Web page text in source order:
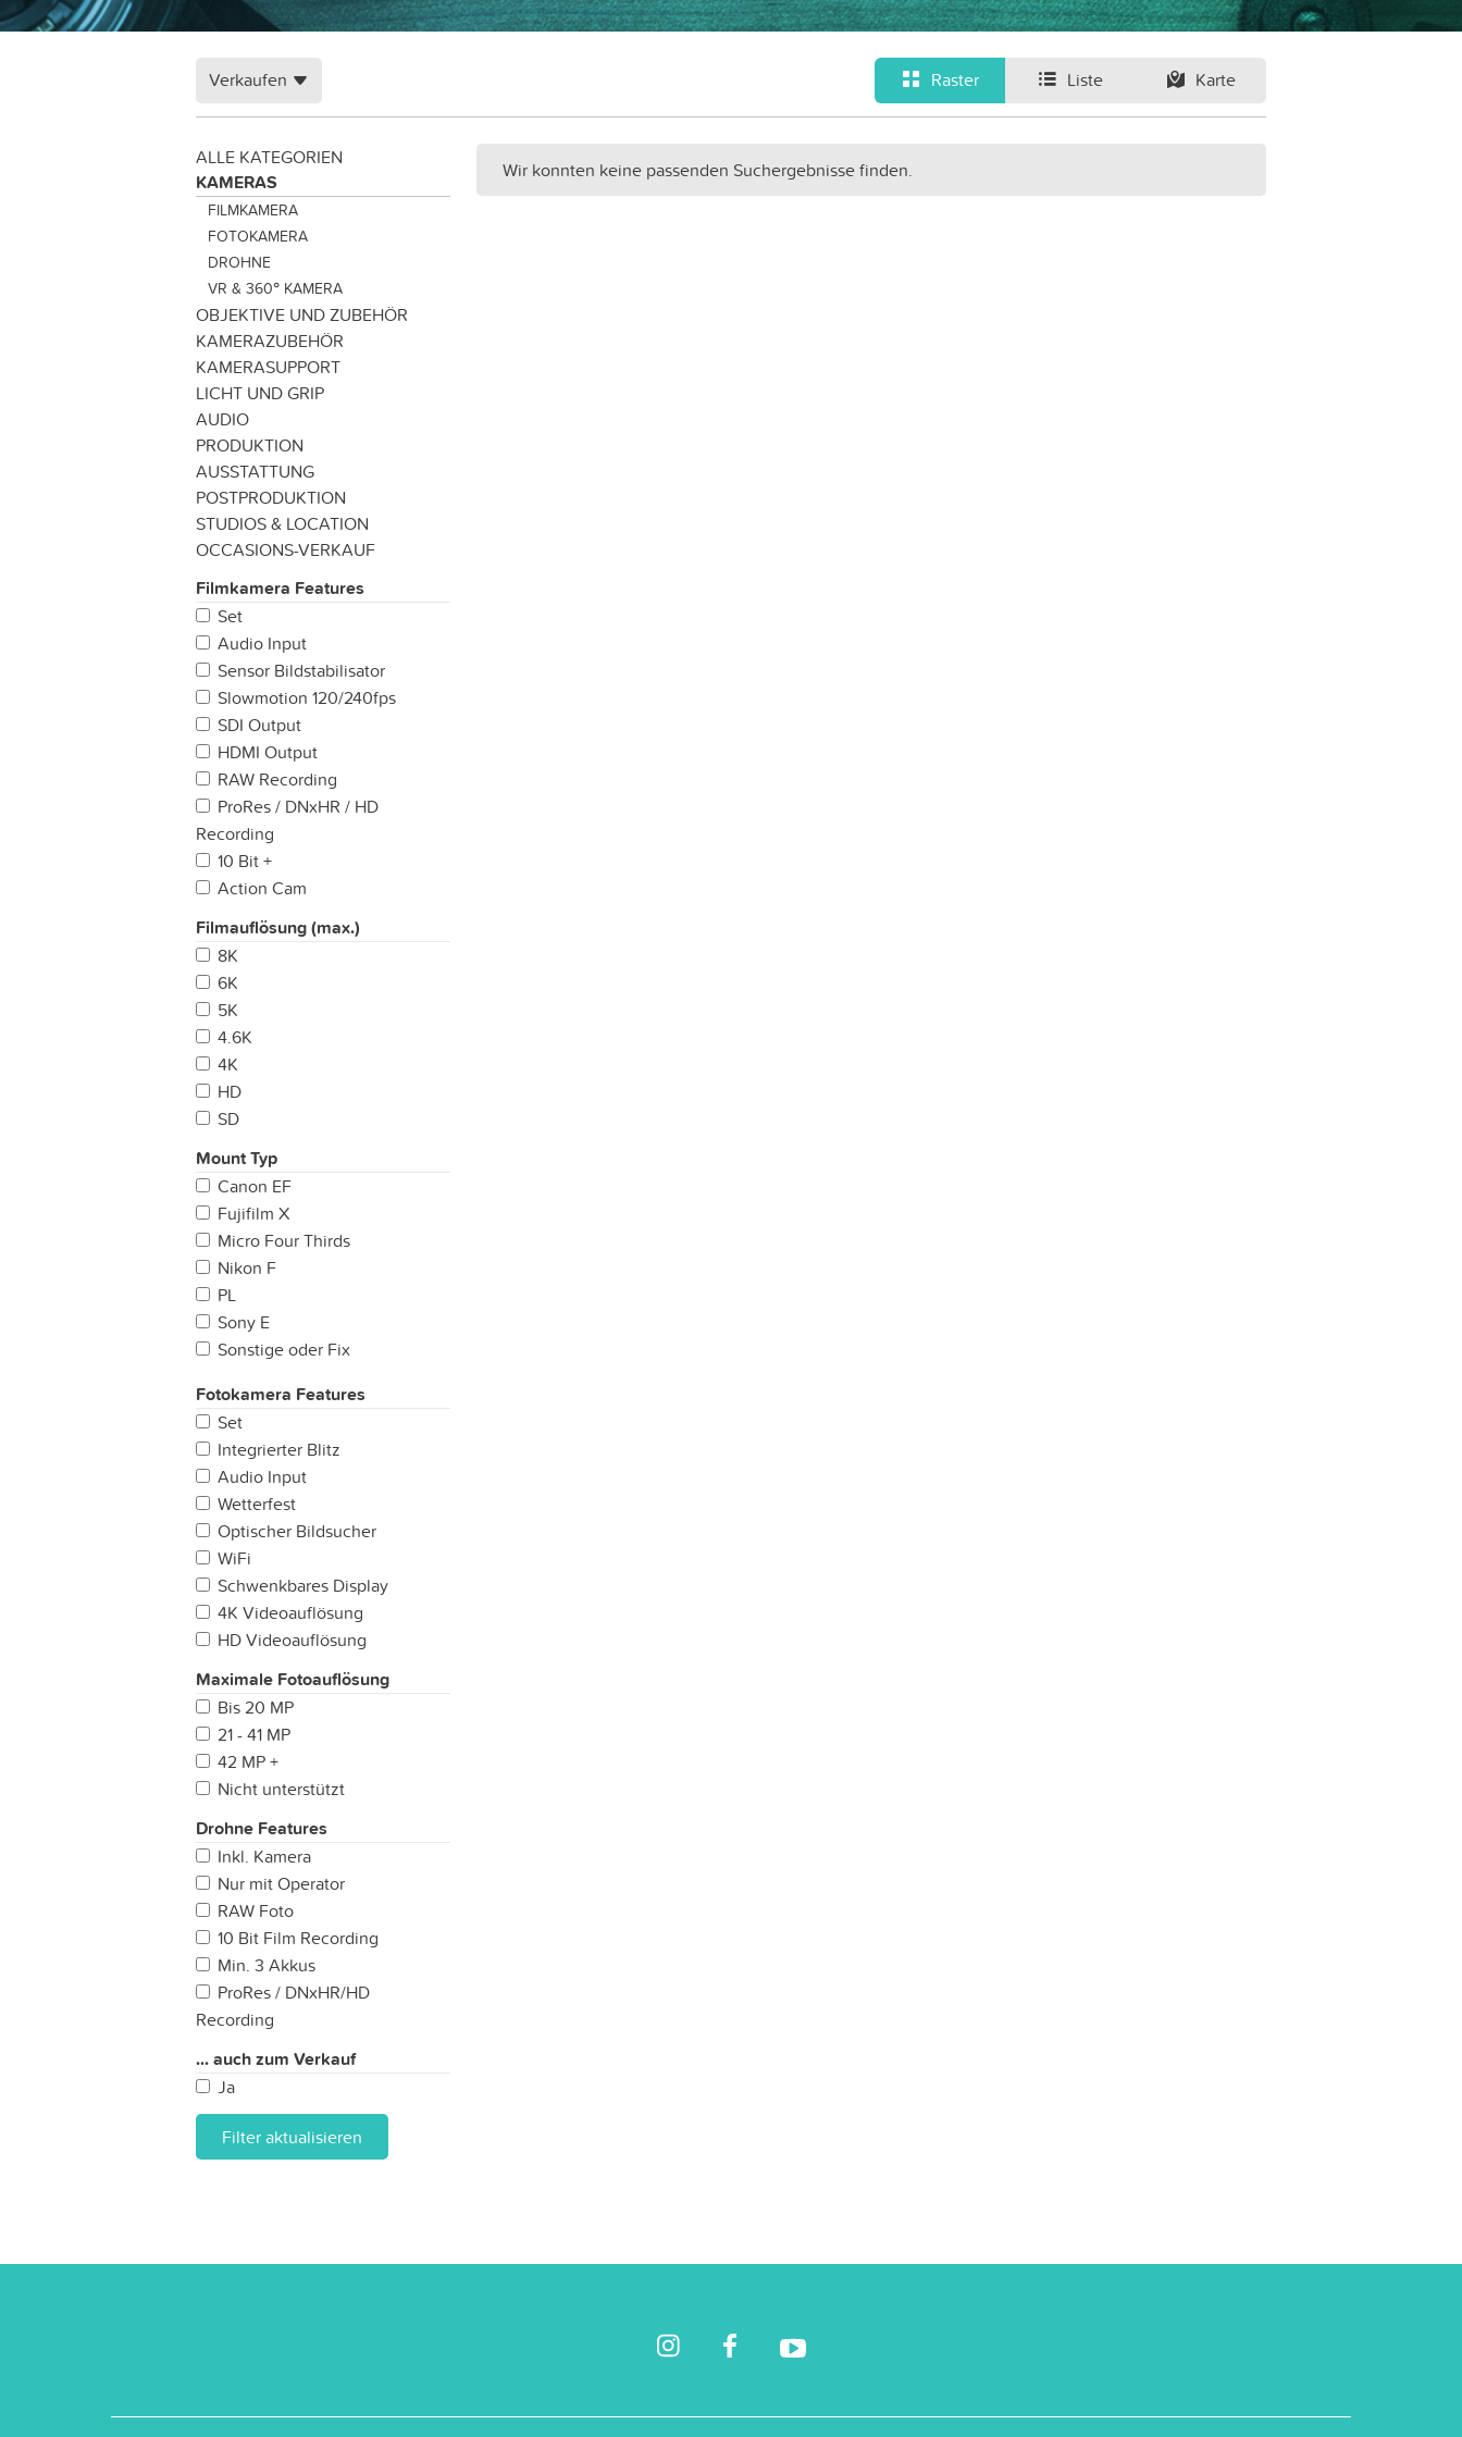
Raster Liste Karte
Verkaufen
ALLE KATEGORIEN
KAMERAS
FILMKAMERA
FOTOKAMERA
DROHNE
VR & 360° KAMERA
OBJEKTIVE UND ZUBEHÖR
KAMERAZUBEHÖR
KAMERASUPPORT
LICHT UND GRIP
AUDIO
PRODUKTION
AUSSTATTUNG
POSTPRODUKTION
STUDIOS & LOCATION
OCCASIONS-VERKAUF
Filmkamera Features
Set
Audio Input
Sensor Bildstabilisator
Slowmotion 120/240fps
SDI Output
HDMI Output
RAW Recording
ProRes / DNxHR / HD
Recording
10 Bit +
Action Cam
Filmauflösung (max.)
8K
6K
5K
4.6K
4K
HD
SD
Mount Typ
Canon EF
Fujifilm X
Micro Four Thirds
Nikon F
PL
Sony E
Sonstige oder Fix
Leica M
Sony A
Canon RF
Fotokamera Features
Set
Integrierter Blitz
Audio Input
Wetterfest
Optischer Bildsucher
WiFi
Schwenkbares Display
4K Videoauflösung
HD Videoauflösung
Maximale Fotoauflösung
Bis 20 MP
21 - 41 MP
42 MP +
Nicht unterstützt
Drohne Features
Inkl. Kamera
Nur mit Operator
RAW Foto
10 Bit Film Recording
Min. 3 Akkus
ProRes / DNxHR/HD
Recording
... auch zum Verkauf
Ja
Filter aktualisieren
Wir konnten keine passenden Suchergebnisse finden.